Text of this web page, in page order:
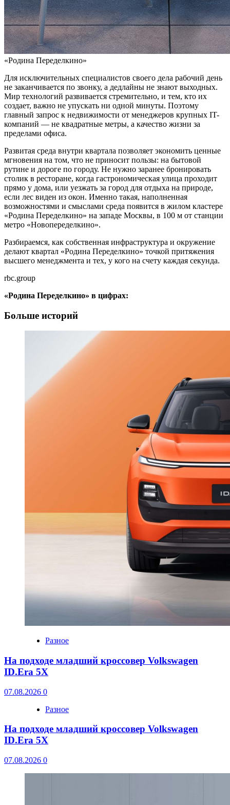
«Родина Переделкино»
Для исключительных специалистов своего дела рабочий день
не заканчивается по звонку, а дедлайны не знают выходных.
Мир технологий развивается стремительно, и тем, кто их
создает, важно не упускать ни одной минуты. Поэтому
главный запрос к недвижимости от менеджеров крупных IT-
компаний — не квадратные метры, а качество жизни за
пределами офиса.
Развитая среда внутри квартала позволяет экономить ценные
мгновения на том, что не приносит пользы: на бытовой
рутине и дороге по городу. Не нужно заранее бронировать
столик в ресторане, когда гастрономическая улица проходит
прямо у дома, или уезжать за город для отдыха на природе,
если лес виден из окон. Именно такая, наполненная
возможностями и смыслами среда появится в жилом кластере
«Родина Переделкино» на западе Москвы, в 100 м от станции
метро «Новопеределкино».
Разбираемся, как собственная инфраструктура и окружение
делают квартал «Родина Переделкино» точкой притяжения
высшего менеджмента и тех, у кого на счету каждая секунда.
rbc.group
«Родина Переделкино» в цифрах:
Больше историй
Разное
На подходе младший кроссовер Volkswagen
ID.Era 5X
07.08.2026 0
Разное
На подходе младший кроссовер Volkswagen
ID.Era 5X
07.08.2026 0